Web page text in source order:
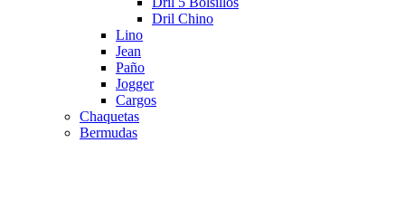
Dril Chino
Lino
Jean
Paño
Jogger
Cargos
Chaquetas
Bermudas